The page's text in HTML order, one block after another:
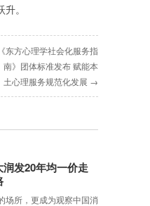
。
《东方心理学社会化服务指
南》团体标准发布 赋能本
土心理服务规范化发展 →
发20年均一价走
场所，更成为观察中国消